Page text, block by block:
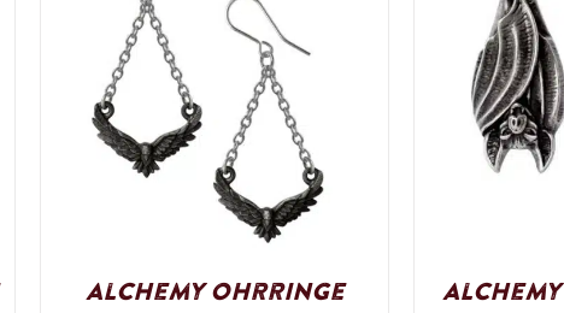
Alchemy Ohrringe